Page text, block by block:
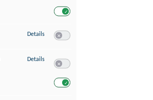
Details zu Messung der Performance von Inhalten
Details zu Analyse von Zielgruppen durch